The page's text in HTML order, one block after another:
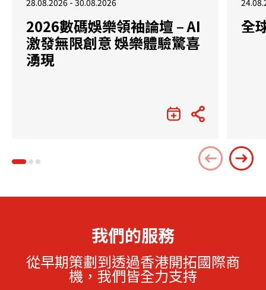
28.08.2026 - 30.08.2026
2026數碼娛樂領袖論壇 – AI
激發無限創意 娛樂體驗驚喜
湧現
全
我們的服務
從早期策劃到透過香港開拓國際商
機，我們皆全力支持